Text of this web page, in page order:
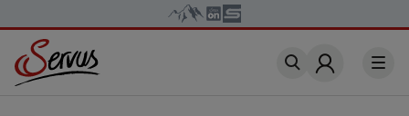
Account